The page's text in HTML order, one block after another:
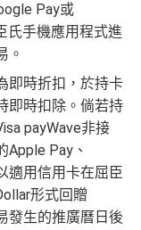
Pay或
氏手機應用程式進
。
即時折扣，於持卡
即時扣除。倘若持
payWave非接
Pay、
適用信用卡在屈臣
形式回贈
發生的推廣曆日後